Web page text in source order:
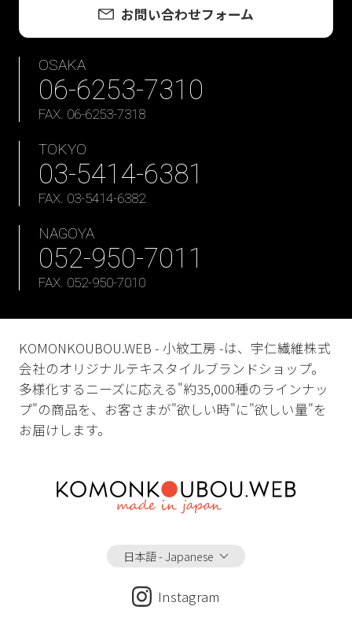
お問い合わせフォーム
OSAKA
06-6253-7310
FAX. 06-6253-7318
TOKYO
03-5414-6381
FAX. 03-5414-6382
NAGOYA
052-950-7011
FAX. 052-950-7010
日本語 - Japanese
Instagram
KOMONKOUBOU.WEB - 小紋工房 -は、宇仁繊維株式
会社のオリジナルテキスタイルブランドショップ。
多様化するニーズに応える"約35,000種のラインナッ
プ"の商品を、お客さまが"欲しい時"に"欲しい量"を
お届けします。